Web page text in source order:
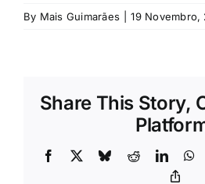
Revista
By Mais Guimarães 19 Novembro,
Share This Story,
Facebook BlueskyReddit